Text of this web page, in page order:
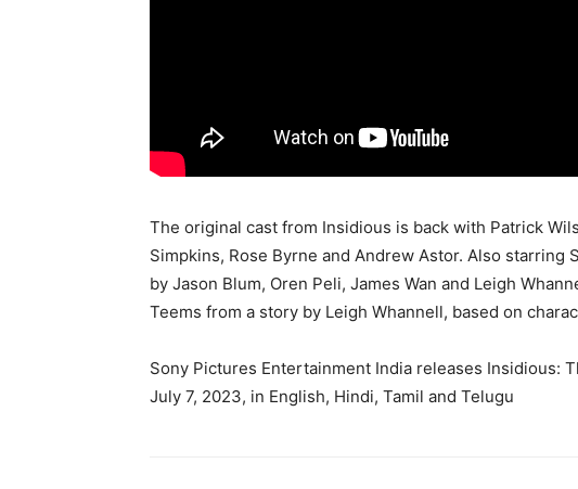
The original cast from Insidious is back with Patrick
Simpkins, Rose Byrne and Andrew Astor. Also starring
by Jason Blum, Oren Peli, James Wan and Leigh
Teems from a story by Leigh Whannell, based on
Sony Pictures Entertainment India releases Insidious:
July 7, 2023, in English, Hindi, Tamil and Telugu